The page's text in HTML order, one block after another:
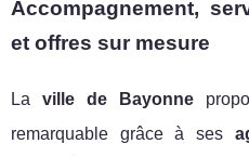
Accompagnement,
et offres sur mesure
Laville de Bayonne
remarquable grâce à ses